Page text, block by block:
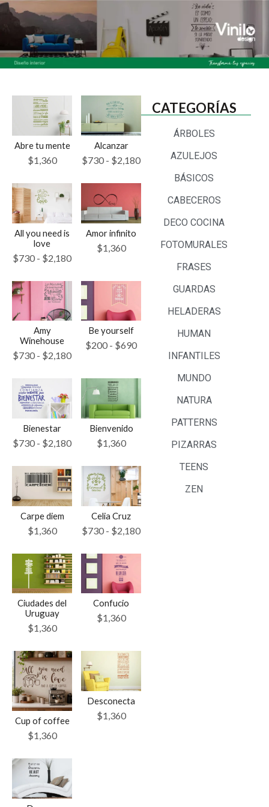
CATEGORÍAS
ÁRBOLES
AZULEJOS
BÁSICOS
CABECEROS
DECO COCINA
FOTOMURALES
FRASES
GUARDAS
HELADERAS
HUMAN
INFANTILES
MUNDO
NATURA
PATTERNS
PIZARRAS
TEENS
ZEN
Abre tu mente
$1,360
Alcanzar
$730 - $2,180
All you need is
love
$730 - $2,180
Amor infinito
$1,360
Amy
Winehouse
$730 - $2,180
Be yourself
$200 - $690
Bienestar
$730 - $2,180
Bienvenido
$1,360
Carpe diem
$1,360
Celia Cruz
$730 - $2,180
Ciudades del
Uruguay
$1,360
Confucio
$1,360
Cup of coffee
$1,360
Desconecta
$1,360